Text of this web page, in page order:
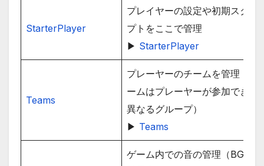
StarterPlayer
プレイヤーの設定や初期スクリ
プトをここで管理
▶ StarterPlayer
Teams
プレーヤーのチームを管理（チ
ームはプレーヤーが参加できる
異なるグループ）
▶ Teams
ゲーム内での音の管理（BGMや